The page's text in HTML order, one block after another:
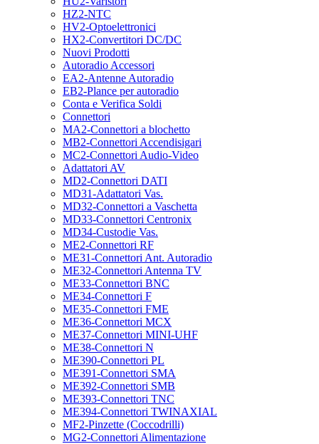
HZ2-NTC
HV2-Optoelettronici
HX2-Convertitori DC/DC
Nuovi Prodotti
Autoradio Accessori
EA2-Antenne Autoradio
EB2-Plance per autoradio
Conta e Verifica Soldi
Connettori
MA2-Connettori a blochetto
MB2-Connettori Accendisigari
MC2-Connettori Audio-Video
Adattatori AV
MD2-Connettori DATI
MD31-Adattatori Vas.
MD32-Connettori a Vaschetta
MD33-Connettori Centronix
MD34-Custodie Vas.
ME2-Connettori RF
ME31-Connettori Ant. Autoradio
ME32-Connettori Antenna TV
ME33-Connettori BNC
ME34-Connettori F
ME35-Connettori FME
ME36-Connettori MCX
ME37-Connettori MINI-UHF
ME38-Connettori N
ME390-Connettori PL
ME391-Connettori SMA
ME392-Connettori SMB
ME393-Connettori TNC
ME394-Connettori TWINAXIAL
MF2-Pinzette (Coccodrilli)
MG2-Connettori Alimentazione